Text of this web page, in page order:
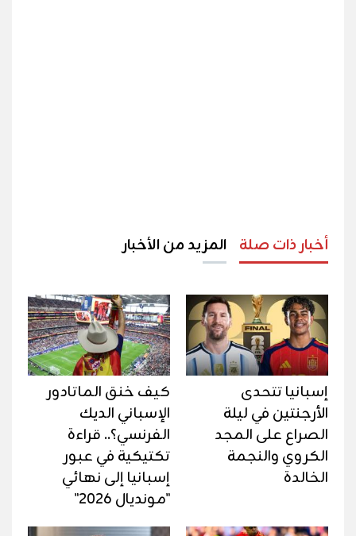
أخبار ذات صلة المزيد من الأخبار
إسبانيا تتحدى
الأرجنتين في ليلة
الصراع على المجد
الكروي والنجمة
الخالدة
كيف خنق الماتادور
الإسباني الديك
الفرنسي؟.. قراءة
تكتيكية في عبور
إسبانيا إلى نهائي
"مونديال 2026"